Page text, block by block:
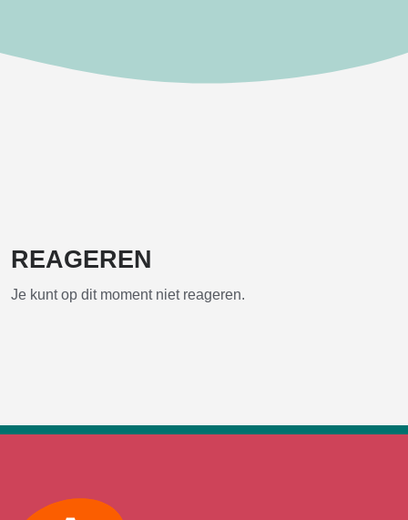
REAGEREN
Je kunt op dit moment niet reageren.
Max